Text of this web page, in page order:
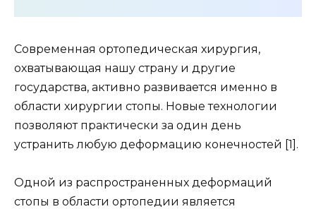
Современная ортопедическая хирургия,
охватывающая нашу страну и другие
государства, активно развивается именно в
области хирургии стопы. Новые технологии
позволяют практически за один день
устранить любую деформацию конечностей [1].
Одной из распространенных деформаций
стопы в области ортопедии является